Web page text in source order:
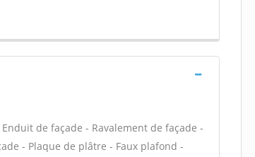
de façade - Ravalement de façade -
- Plaque de plâtre - Faux plafond -